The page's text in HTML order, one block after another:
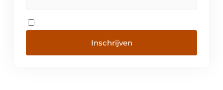
Inschrijven